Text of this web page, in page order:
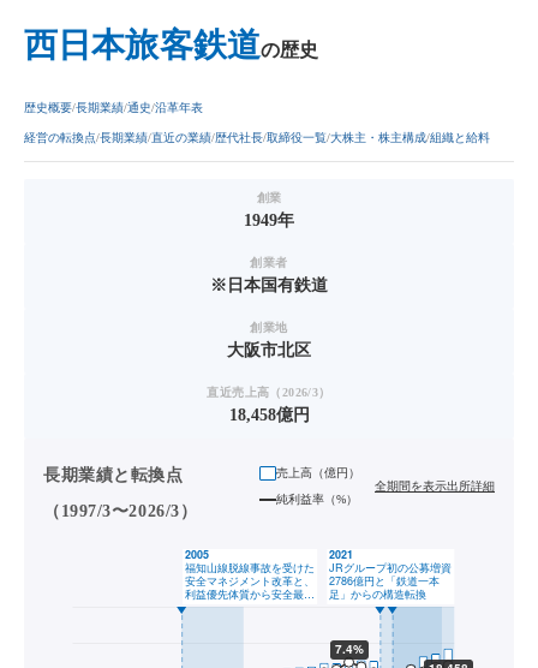
西日本旅客鉄道の歴史
歴史概要 長期業績 通史 沿革年表
経営の転換点 長期業績 直近の業績 歴代社長 取締役一覧 大株主・株主構成 組織と給料
創業
1949年
創業者
※日本国有鉄道
創業地
大阪市北区
直近売上高（2026/3）
18,458億円
長期業績と転換点
（1997/3〜2026/3）
売上高（億円）
純利益率（%）
全期間を表示出所詳細